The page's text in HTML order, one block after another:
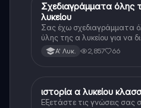
Ιστορία
Σχεδιαγράμματα όλης
λυκείου
Σας έχω σχεδιαγράμματα
ύλης της α λυκείου για να
τεράστιο βάρος του βιβλίου
Α' Λυκ. 2,857 66
Ιστορία
ιστορία α λυκείου
Εξετάστε τις γνώσεις σας